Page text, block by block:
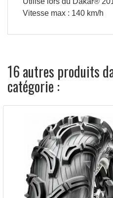
Vitesse max : 140 km/h
16 autres produits
catégorie :